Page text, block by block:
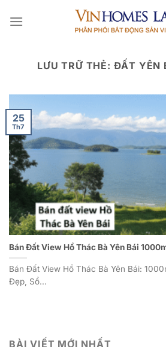
qua
LƯU TRỮ THẺ: ĐẤT YÊN
Bán Đất View Hồ Thác Bà Yên Bái
Bán Đất View Hồ Thác Bà Yên Bái:
Đẹp, Sổ...
25
Th7
BÀI VIẾT MỚI NHẤT